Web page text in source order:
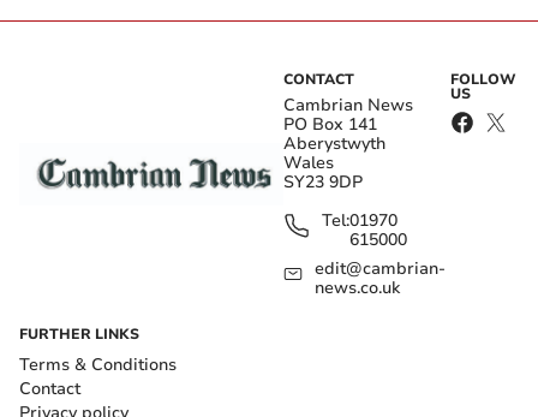
CONTACT
Cambrian News
PO Box 141
Aberystwyth
Wales
SY23 9DP
Tel:01970
615000
edit@cambrian-
news.co.uk
FOLLOW
US
FURTHER LINKS
Terms & Conditions
Contact